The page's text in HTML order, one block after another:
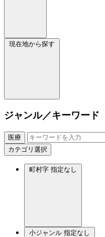
現在地から探す
ジャンル／キーワード
医療
カテゴリ選択
町村字 指定なし
小ジャンル 指定なし